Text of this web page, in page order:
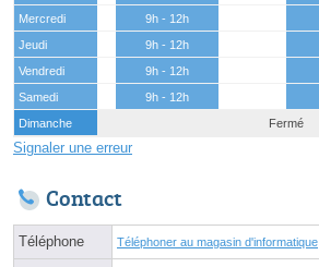
Mercredi
9h - 12h
Jeudi
9h - 12h
Vendredi
9h - 12h
Samedi
9h - 12h
Dimanche
Fermé
Signaler une erreur
Contact
Téléphone Téléphoner au magasin d'informatique